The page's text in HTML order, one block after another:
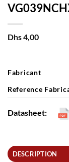
Dhs4,00
Fabricant
Reference
Datasheet:
DESCRIPTION